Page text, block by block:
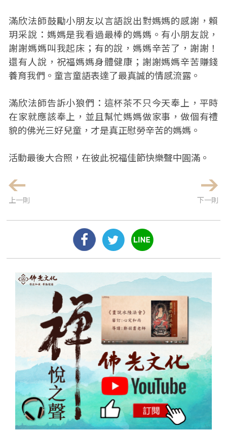
滿欣法師鼓勵小朋友以言語說出對媽媽的感謝，賴
玥采說：媽媽是我看過最棒的媽媽。有小朋友說，
謝謝媽媽叫我起床；有的說，媽媽辛苦了，謝謝！
還有人說，祝福媽媽身體健康；謝謝媽媽辛苦賺錢
養育我們。童言童語表達了最真誠的情感流露。
滿欣法師告訴小狼們：這杯茶不只今天奉上，平時
在家就應該奉上，並且幫忙媽媽做家事，做個有禮
貌的佛光三好兒童，才是真正慰勞辛苦的媽媽。
活動最後大合照，在彼此祝福佳節快樂聲中圓滿。
上一則 下一則